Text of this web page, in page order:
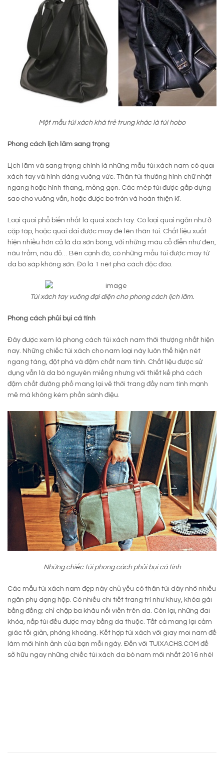
Một mẫu túi xách khá trẻ trung khác là túi hobo
Phong cách lịch lãm sang trọng
Lịch lãm và sang trọng chính là những mẫu túi xách nam có quai
xách tay và hình dáng vuông vức. Thân túi thường hình chữ nhật
ngang hoặc hình thang, mỏng gọn. Các mép túi được gấp dựng
sao cho vuông vắn, hoặc được bo tròn và hoàn thiện kĩ.
Loại quai phổ biến nhất là quai xách tay. Có loại quai ngắn như ở
cặp táp, hoặc quai dài được may đè lên thân túi. Chất liệu xuất
hiện nhiều hơn cả là da sơn bóng, với những màu cổ điển như đen,
nâu trầm, nâu đỏ… Bên cạnh đó, có những mẫu túi được may từ
da bò sáp không sơn. Đó là 1 nét phá cách độc đáo.
Túi xách tay vuông đại diện cho phong cách lịch lãm.
Phong cách phủi bụi cá tính
Đây được xem là phong cách túi xách nam thời thượng nhất hiện
nay. Những chiếc túi xách cho nam loại này luôn thể hiện nét
ngang tàng, đột phá và đậm chất nam tính. Chất liệu được sử
dụng vẫn là da bò nguyên miếng nhưng với thiết kế phá cách
đậm chất đường phố mang lại vẻ thời trang đầy nam tính mạnh
mẽ mà không kém phần sành điệu.
Những chiếc túi phong cách phủi bụi cá tính
Các mẫu túi xách nam đẹp này chủ yếu có thân túi dày nhờ nhiều
ngăn phụ dạng hộp. Có nhiều chi tiết trang trí như khuy, khóa gài
bằng đồng; chỉ chập ba khâu nổi viền trên da. Còn lại, những đai
khóa, nắp túi đều được may bằng da thuộc. Tất cả mang lại cảm
giác tối giản, phóng khoáng. Kết hợp túi xách với giay moi nam để
làm mới hình ảnh của bạn mỗi ngày. Đến với TUIXACHS.COM để
sở hữu ngay những chiếc túi xách da bò nam mới nhất 2016 nhé!